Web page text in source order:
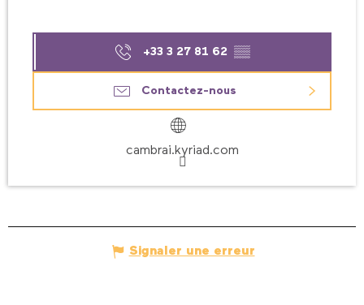
+33 3 27 81 62 ▒▒
Contactez-nous
cambrai.kyriad.com
Signaler une erreur